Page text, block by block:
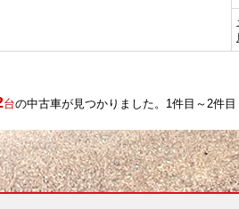
台の中古車が見つかりました。1件目～2件目